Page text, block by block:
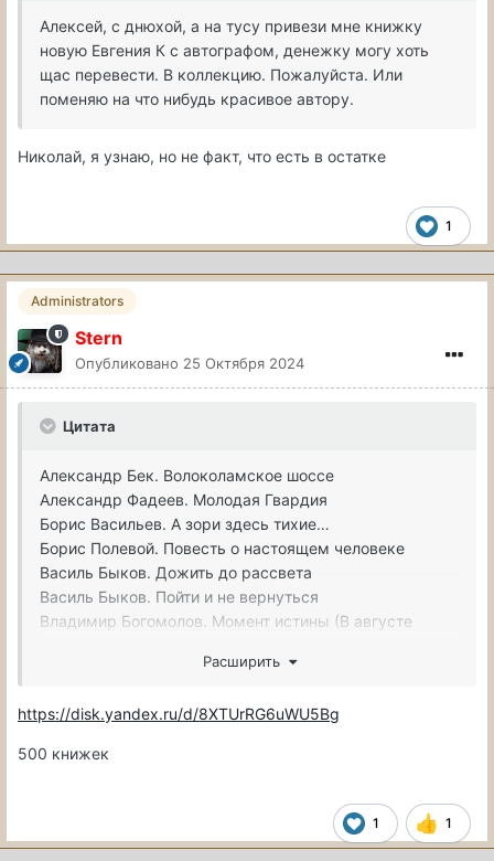
Алексей, с днюхой, а на тусу привези мне книжку
новую Евгения К с автографом, денежку могу хоть
щас перевести. В коллекцию. Пожалуйста. Или
поменяю на что нибудь красивое автору.
Николай, я узнаю, но не факт, что есть в остатке
1
Administrators
Stern
Опубликовано 25 Октября 2024
Цитата
Александр Бек. Волоколамское шоссе
Александр Фадеев. Молодая Гвардия
Борис Васильев. А зори здесь тихие…
Борис Полевой. Повесть о настоящем человеке
Василь Быков. Дожить до рассвета
Василь Быков. Пойти и не вернуться
Владимир Богомолов. Момент истины (В августе
Михаил Колосов. Бахмутский шлях. Яшкина Одиссея.
Михаил Шолохов. Судьба человека
Иван. Василь Быков. Обелиск. Борис Васильев. А зори
Детектив
Расширить
https://disk.yandex.ru/d/8XTUrRG6uWU5Bg
500 книжек
1 1